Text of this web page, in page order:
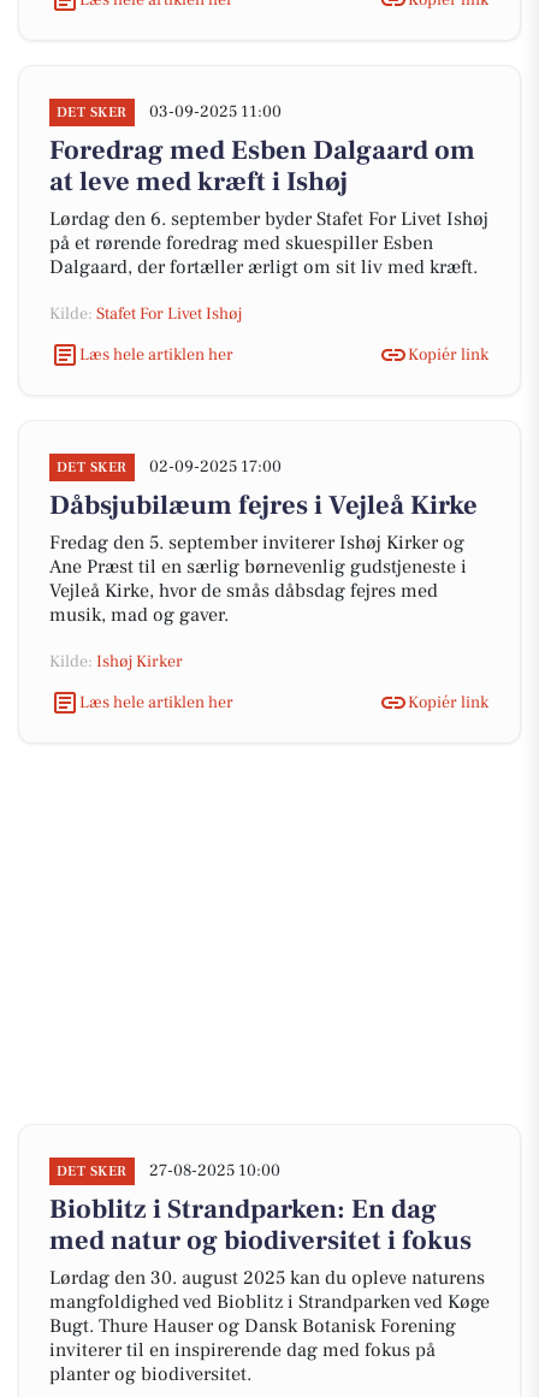
DET SKER 03-09-2025 11:00
Foredrag med Esben Dalgaard om
at leve med kræft i Ishøj
Lørdag den 6. september byder Stafet For Livet Ishøj
på et rørende foredrag med skuespiller Esben
Dalgaard, der fortæller ærligt om sit liv med kræft.
Kilde: Stafet For Livet Ishøj
Læs hele artiklen her
Kopiér link
DET SKER 02-09-2025 17:00
Dåbsjubilæum fejres i Vejleå Kirke
Fredag den 5. september inviterer Ishøj Kirker og
Ane Præst til en særlig børnevenlig gudstjeneste i
Vejleå Kirke, hvor de smås dåbsdag fejres med
musik, mad og gaver.
Kilde: Ishøj Kirker
Læs hele artiklen her
Kopiér link
DET SKER 27-08-2025 10:00
Bioblitz i Strandparken: En dag
med natur og biodiversitet i fokus
Lørdag den 30. august 2025 kan du opleve naturens
mangfoldighed ved Bioblitz i Strandparken ved Køge
Bugt. Thure Hauser og Dansk Botanisk Forening
inviterer til en inspirerende dag med fokus på
planter og biodiversitet.